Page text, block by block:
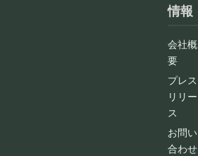
情報
会社概
要
プレス
リリー
ス
お問い
合わせ